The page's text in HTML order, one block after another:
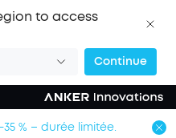
to access
Continue
% – durée limitée.